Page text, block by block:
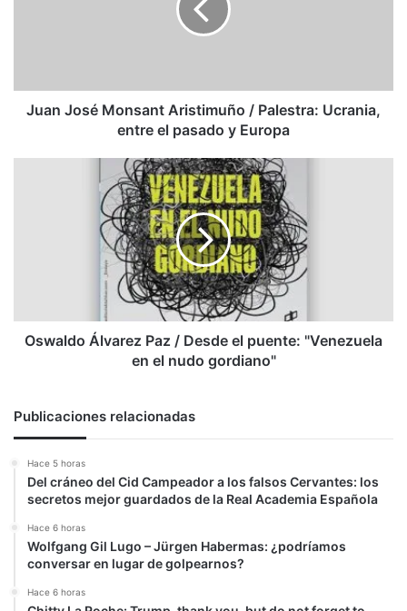
el
pasado
Juan José Monsant Aristimuño / Palestra: Ucrania,
entre el pasado y Europa
en
Oswaldo Álvarez Paz / Desde el puente: "Venezuela
en el nudo gordiano"
Publicaciones relacionadas
Hace 5 horas
Del cráneo del Cid Campeador a los falsos Cervantes: los
secretos mejor guardados de la Real Academia Española
Hace 6 horas
Wolfgang Gil Lugo – Jürgen Habermas: ¿podríamos
conversar en lugar de golpearnos?
Hace 6 horas